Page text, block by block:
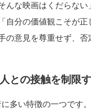
んな映画はくだらな
自分の価値観こそが
の意見を尊重せず、
との接触を制限
多い特徴の一つです